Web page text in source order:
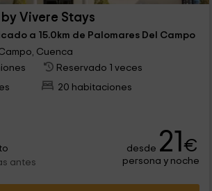
Vivere Stays
a 15.0km de Palomares Del Campo
Cuenca
Reservado 1 veces
20 habitaciones
antes
desde 21€
persona y noche